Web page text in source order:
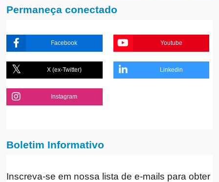
Permaneça conectado
Facebook Youtube
X (ex-Twitter) Linkedin
Instagram
Boletim Informativo
Inscreva-se em nossa lista de e-mails para obter